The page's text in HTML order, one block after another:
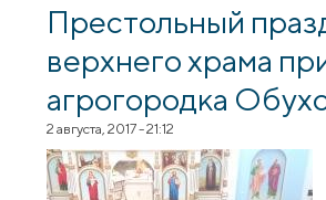
Престольный
верхнего храма
агрогородка
2 августа, 2017 - 21:12